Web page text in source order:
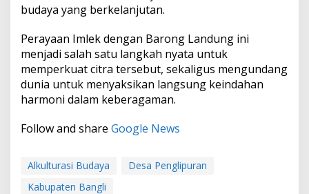
budaya yang berkelanjutan.
Perayaan Imlek dengan Barong Landung ini
menjadi salah satu langkah nyata untuk
memperkuat citra tersebut, sekaligus mengundang
dunia untuk menyaksikan langsung keindahan
harmoni dalam keberagaman.
Follow and share Google News
Alkulturasi Budaya
Desa Penglipuran
Kabupaten Bangli